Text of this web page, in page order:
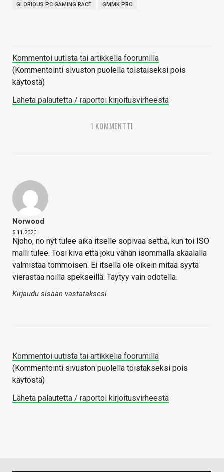
GLORIOUS PC GAMING RACE GMMK PRO
Kommentoi uutista tai artikkelia foorumilla
(Kommentointi sivuston puolella toistaiseksi pois
käytöstä)
Lähetä palautetta / raportoi kirjoitusvirheestä
1 KOMMENTTI
Norwood
5.11.2020
Njoho, no nyt tulee aika itselle sopivaa settiä, kun toi ISO
malli tulee. Tosi kiva että joku vähän isommalla skaalalla
valmistaa tommoisen. Ei itsellä ole oikein mitää syytä
vierastaa noilla spekseillä. Täytyy vain odotella.
Kirjaudu sisään vastataksesi
Kommentoi uutista tai artikkelia foorumilla
(Kommentointi sivuston puolella toistakseksi pois
käytöstä)
Lähetä palautetta / raportoi kirjoitusvirheestä